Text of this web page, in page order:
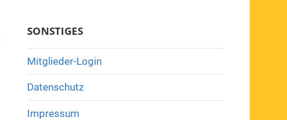
SONSTIGES
Mitglieder-Login
Datenschutz
Impressum